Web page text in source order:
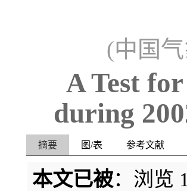
(中国
A Test
during
摘要 图/表 参考文献
本文已被：浏览